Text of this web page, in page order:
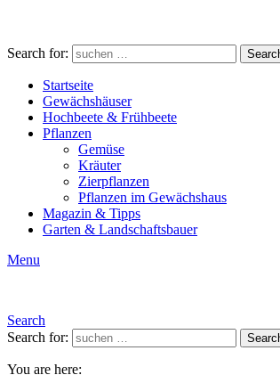
Search for:
Startseite
Gewächshäuser
Hochbeete & Frühbeete
Pflanzen
Gemüse
Kräuter
Zierpflanzen
Pflanzen im Gewächshaus
Magazin & Tipps
Garten & Landschaftsbauer
Menu
Search
Search for:
You are here: